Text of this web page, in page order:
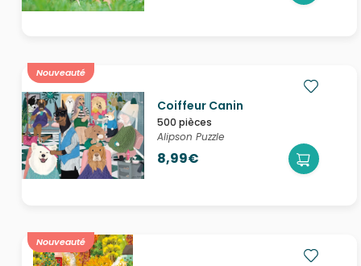
Nouveauté
Coiffeur Canin
500 pièces
Alipson Puzzle
8,99€
Nouveauté